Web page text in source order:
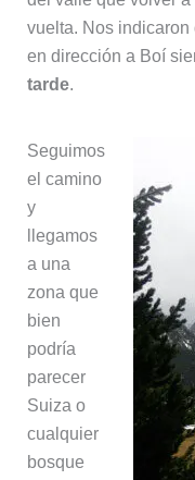
vuelta. Nos indicaron
en dirección a Boí
tarde.
Seguimos
el camino
y
llegamos
a una
zona que
bien
podría
parecer
Suiza o
cualquier
bosque